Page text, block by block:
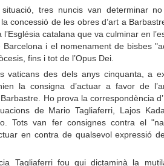
situació, tres nuncis van determinar
concessió de les obres d’art a
catalana que va culminar en
Barcelona i el nomenament de bisbes
fins i tot de l’Opus Dei.
vaticans des dels anys cinquanta, a
la consigna d’actuar a favor de
Ho prova la correspondència
de Mario Tagliaferri, Lajos
Tots van fer consignes contra el
en contra de qualsevol expressió de
Tagliaferri fou qui dictaminà la